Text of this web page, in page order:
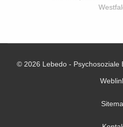
© 2026 Lebedo - Psychosoziale